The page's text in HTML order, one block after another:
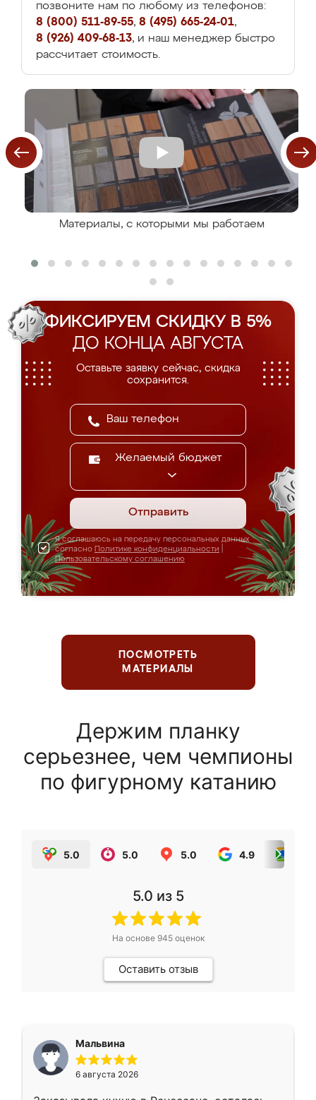
позвоните нам по любому из телефонов:
8 (800) 511-89-55, 8 (495) 665-24-01,
8 (926) 409-68-13, и наш менеджер быстро
рассчитает стоимость.
Материалы, с которыми мы работаем
ФИКСИРУЕМ СКИДКУ В 5%
ДО КОНЦА АВГУСТА
Оставьте заявку сейчас, скидка
сохранится.
Желаемый бюджет
Отправить
Я соглашаюсь на передачу персональных данных
согласно Политике конфиденциальности
Пользовательскому соглашению
ПОСМОТРЕТЬ
МАТЕРИАЛЫ
Держим планку
серьезнее, чем чемпионы
по фигурному катанию
5.0 5.0 5.0 4.9
5.0 из 5
На основе 945оценок
Оставить отзыв
Мальвина
6 августа 2026